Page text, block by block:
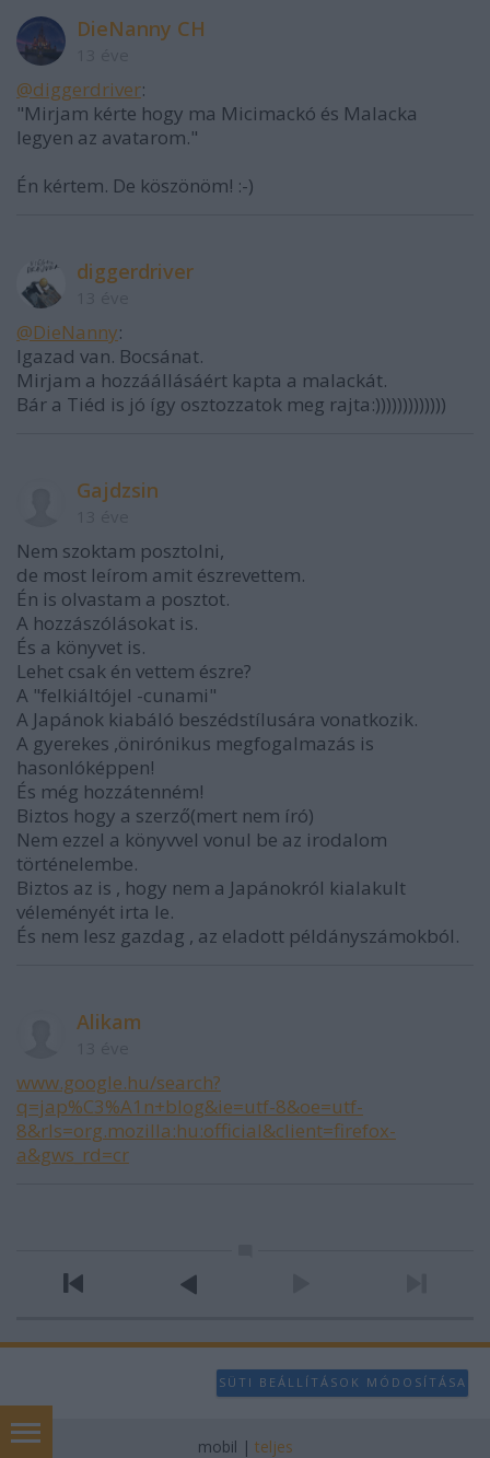
DieNanny CH
@diggerdriver:
"Mirjam kérte hogy ma Micimackó és Malacka
legyen az avatarom."
Én kértem. De köszönöm! :-)
diggerdriver
@DieNanny:
Igazad van. Bocsánat.
Mirjam a hozzáállásáért kapta a malackát.
Bár a Tiéd is jó így osztozzatok meg rajta:)))))))))))))
Gajdzsin
Nem szoktam posztolni,
de most leírom amit észrevettem.
Én is olvastam a posztot.
A hozzászólásokat is.
És a könyvet is.
Lehet csak én vettem észre?
A "felkiáltójel -cunami"
A Japánok kiabáló beszédstílusára vonatkozik.
A gyerekes ,önirónikus megfogalmazás is
hasonlóképpen!
És még hozzátenném!
Biztos hogy a szerző(mert nem író)
Nem ezzel a könyvvel vonul be az irodalom
történelembe.
Biztos az is , hogy nem a Japánokról kialakult
véleményét irta le.
És nem lesz gazdag , az eladott példányszámokból.
Alikam
www.google.hu/search?
q=jap%C3%A1n+blog&ie=utf-8&oe=utf-
8&rls=org.mozilla:hu:official&client=firefox-
a&gws_rd=cr
SÜTI BEÁLLÍTÁSOK MÓDOSÍTÁSA
mobil | teljes